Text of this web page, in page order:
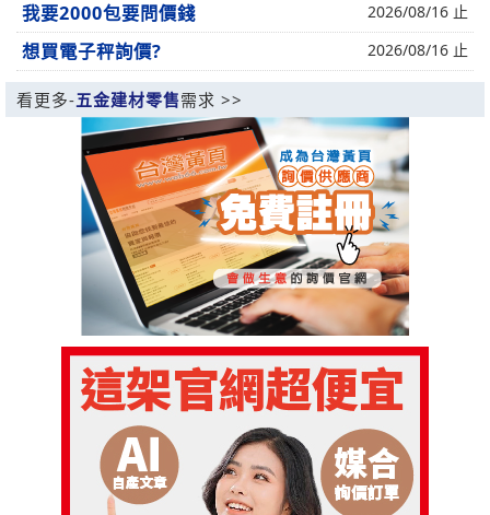
我要2000包要問價錢 2026/08/16 止
想買電子秤詢價? 2026/08/16 止
看更多-五金建材零售需求 >>